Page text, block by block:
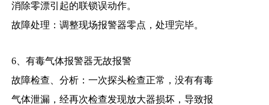
消除零漂引起的联锁误动作。
故障处理：调整现场报警器零点，处理完毕。
6、有毒气体报警器无故报警
故障检查、分析：一次探头检查正常，没有有毒
气体泄漏，经再次检查发现放大器损坏，导致报